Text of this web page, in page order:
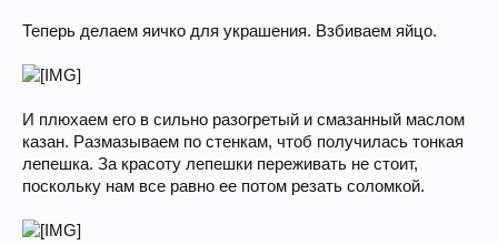
Теперь делаем яичко для украшения. Взбиваем яйцо.
И плюхаем его в сильно разогретый и смазанный маслом
казан. Размазываем по стенкам, чтоб получилась тонкая
лепешка. За красоту лепешки переживать не стоит,
поскольку нам все равно ее потом резать соломкой.